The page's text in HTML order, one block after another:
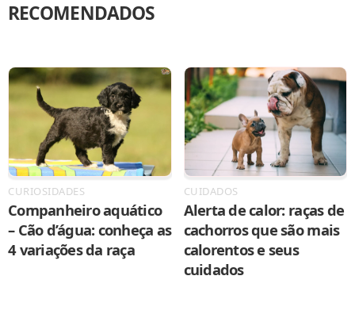
RECOMENDADOS
CURIOSIDADES
Companheiro aquático
– Cão d’água: conheça as
4 variações da raça
CUIDADOS
Alerta de calor: raças de
cachorros que são mais
calorentos e seus
cuidados